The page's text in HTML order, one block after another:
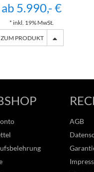
ab 5.990,- €
* inkl. 19% MwSt.
ZUM PRODUKT
AGB